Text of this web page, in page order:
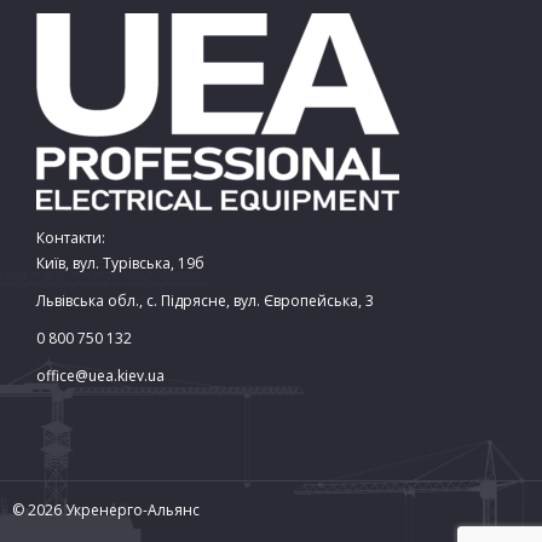
Контакти:
Київ, вул. Турівська, 19б
Львівська обл., с. Підрясне, вул. Європейська, 3
0 800 750 132
office@uea.kiev.ua
© 2026 Укренерго-Альянс